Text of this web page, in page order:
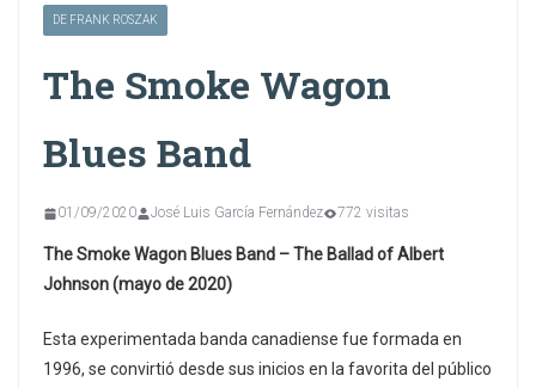
DE FRANK ROSZAK
The Smoke Wagon
Blues Band
01/09/2020 José Luis García Fernández 772 visitas
The Smoke Wagon Blues Band – The Ballad of Albert
Johnson (mayo de 2020)
Esta experimentada banda canadiense fue formada en
1996, se convirtió desde sus inicios en la favorita del público